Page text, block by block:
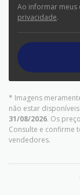
Ao informar meus
privacidade.
* Imagens
não estar
31/08/2026. Os
Consulte e confirme
vendedores.